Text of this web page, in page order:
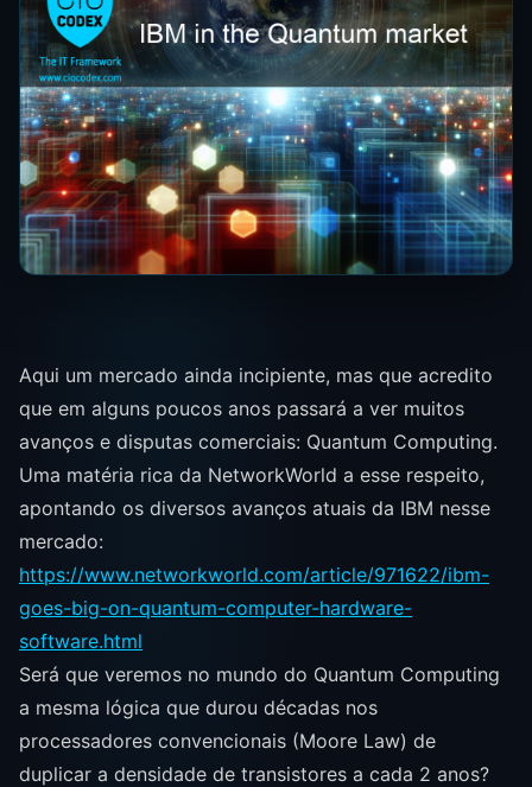
Aqui um mercado ainda incipiente, mas que acredito
que em alguns poucos anos passará a ver muitos
avanços e disputas comerciais: Quantum Computing.
Uma matéria rica da NetworkWorld a esse respeito,
apontando os diversos avanços atuais da IBM nesse
mercado:
https://www.networkworld.com/article/971622/ibm-
goes-big-on-quantum-computer-hardware-
software.html
Será que veremos no mundo do Quantum Computing
a mesma lógica que durou décadas nos
processadores convencionais (Moore Law) de
duplicar a densidade de transistores a cada 2 anos?